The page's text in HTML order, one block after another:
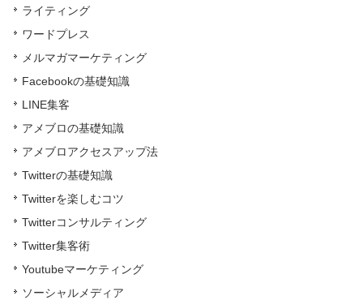
ライティング
ワードプレス
メルマガマーケティング
Facebookの基礎知識
LINE集客
アメブロの基礎知識
アメブロアクセスアップ法
Twitterの基礎知識
Twitterを楽しむコツ
Twitterコンサルティング
Twitter集客術
Youtubeマーケティング
ソーシャルメディア